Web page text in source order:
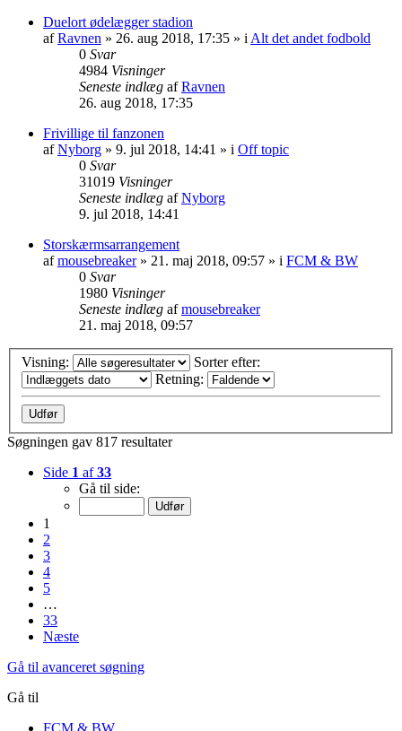
Duelort ødelægger stadion
afRavnen » 26. aug 2018, 17:35 » i Alt det andet fodbold
0 Svar
4984 Visninger
Seneste indlæg afRavnen
26. aug 2018, 17:35
Frivillige til fanzonen
afNyborg » 9. jul 2018, 14:41 » i Off topic
0 Svar
31019 Visninger
Seneste indlæg afNyborg
9. jul 2018, 14:41
Storskærmsarrangement
afmousebreaker» 21. maj 2018, 09:57 » i FCM & BW
0 Svar
1980 Visninger
Seneste indlæg afmousebreaker
21. maj 2018, 09:57
Visning:
Sorter efter:
Retning:
Søgningen gav 817 resultater
Side 1 af33
Gå til side:
1
2
3
4
5
…
33
Næste
Gå til avanceret søgning
Gå til